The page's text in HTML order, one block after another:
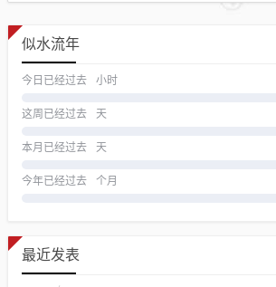
似水流年
今日已经过去 小时
这周已经过去 天
本月已经过去 天
今年已经过去 个月
最近发表